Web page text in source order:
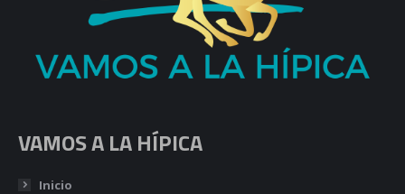
VAMOS A LA HÍPICA
Inicio